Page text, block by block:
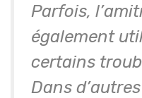
Parfois,
également
certains
Dans